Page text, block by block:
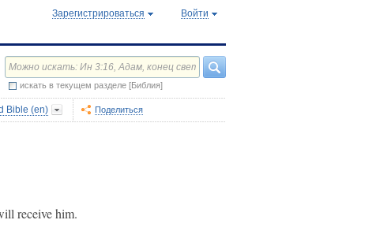
Зарегистрироваться Войти
искать в текущем разделе [Библия]
Bible (en) Поделиться
receive him.